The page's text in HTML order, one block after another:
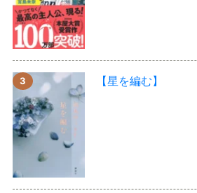
【星を編む】